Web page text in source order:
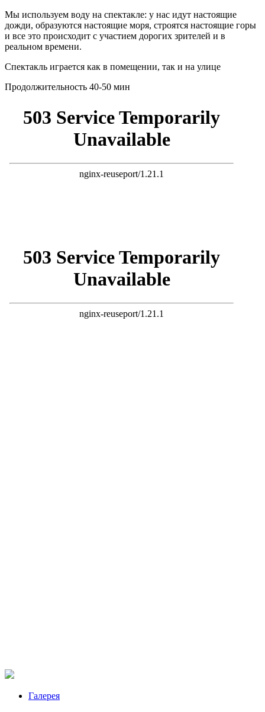
Мы используем воду на спектакле: у нас идут настоящие
дожди, образуются настоящие моря, строятся настоящие горы
и все это происходит с участием дорогих зрителей и в
реальном времени.
Спектакль играется как в помещении, так и на улице
Продолжительность 40-50 мин
Галерея